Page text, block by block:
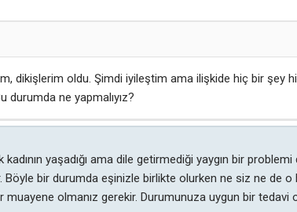
dikişlerim oldu. Şimdi iyileştim ama ilişkide hiç bir şey
durumda ne yapmalıyız?
yaşadığı ama dile getirmediği yaygın bir
bir durumda eşinizle birlikte olurken ne siz ne de
olmanız gerekir. Durumunuza uygun bir tedavi